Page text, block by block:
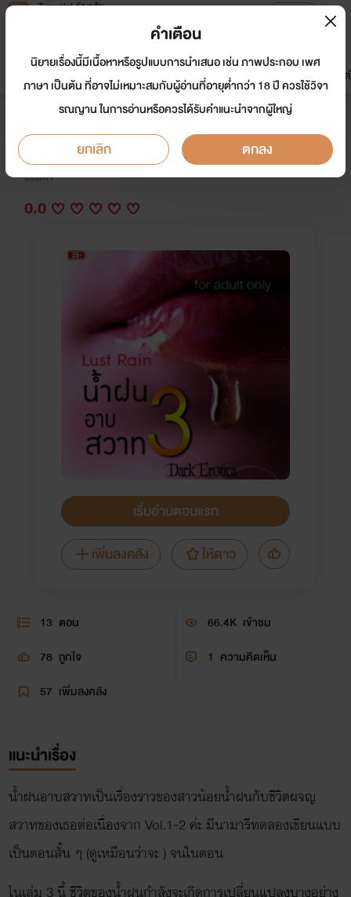
Tunwalai ธัญวลัย
หน้าแรก นิยาย อีบุ๊ก การ์ตูน
มาใหม่
ดรีมแชท ธัญลิสต์
น้ำฝนอาบสวาท vol.3
นักเขียน: มีนามารี รตีคีตา วลีมันตรา
อีโรติก
0.0
เริ่มอ่านตอนแรก
เพิ่มลงคลัง
ให้ดาว
13 ตอน 66.4K เข้าชม
78 ถูกใจ 1 ความคิดเห็น
57 เพิ่มลงคลัง
แนะนำเรื่อง
น้ำฝนอาบสวาทเป็นเรื่องราวของสาวน้อยน้ำฝนกับชีวิตผจญ
สวาทของเธอต่อเนื่องจาก Vol.1-2 ค่ะ มีนามารีทดลองเขียนแบบ
เป็นตอนสั้น ๆ (ดูเหมือนว่าจะ ) จนในตอน
ในเล่ม 3 นี้ ชีวิตของน้ำฝนกำลังจะเกิดการเปลี่ยนแปลงบางอย่าง
คำเตือน
นิยายเรื่องนี้มีเนื้อหาหรือรูปแบบการนำเสนอ เช่น ภาพประกอบ เพศ
ภาษา เป็นต้น ที่อาจไม่เหมาะสมกับผู้อ่านที่อายุต่ำกว่า 18 ปี ควรใช้วิจา
รณญาน ในการอ่านหรือควรได้รับคำแนะนำจากผู้ใหญ่
ยกเลิก ตกลง